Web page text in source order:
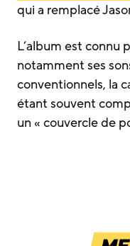
qui a remplacé
L’album est connu
notamment ses
conventionnels, la
étant souvent
un « couvercle de